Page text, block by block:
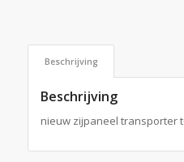
Beschrijving
Beschrijving
nieuw zijpaneel transporter